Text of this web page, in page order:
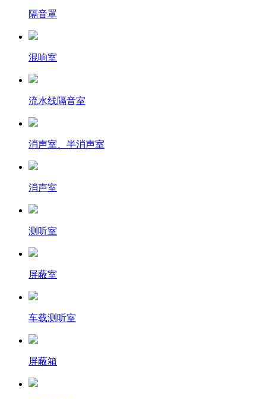
隔音罩
混响室
流水线隔音室
消声室、半消声室
消声室
测听室
屏蔽室
车载测听室
屏蔽箱